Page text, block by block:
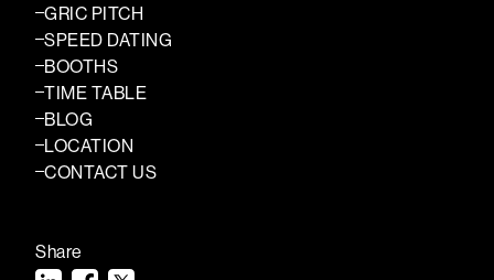
GRIC PITCH
SPEED DATING
BOOTHS
TIME TABLE
BLOG
LOCATION
CONTACT US
Share